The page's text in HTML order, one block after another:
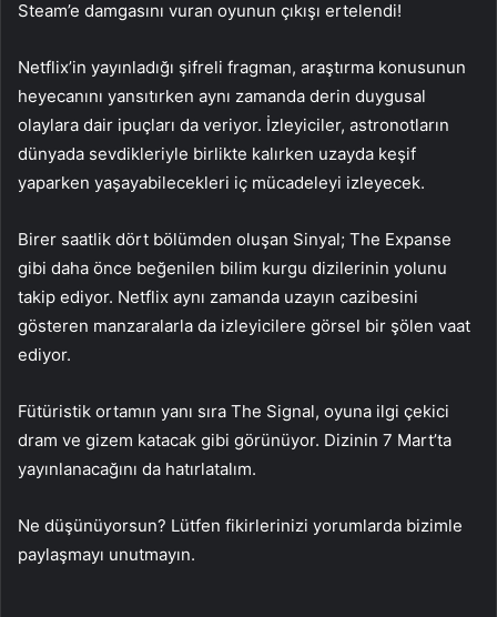
Steam’e damgasını vuran oyunun çıkışı ertelendi!
Netflix’in yayınladığı şifreli fragman, araştırma konusunun
heyecanını yansıtırken aynı zamanda derin duygusal
olaylara dair ipuçları da veriyor. İzleyiciler, astronotların
dünyada sevdikleriyle birlikte kalırken uzayda keşif
yaparken yaşayabilecekleri iç mücadeleyi izleyecek.
Birer saatlik dört bölümden oluşan Sinyal; The Expanse
gibi daha önce beğenilen bilim kurgu dizilerinin yolunu
takip ediyor. Netflix aynı zamanda uzayın cazibesini
gösteren manzaralarla da izleyicilere görsel bir şölen vaat
ediyor.
Fütüristik ortamın yanı sıra The Signal, oyuna ilgi çekici
dram ve gizem katacak gibi görünüyor. Dizinin 7 Mart’ta
yayınlanacağını da hatırlatalım.
Ne düşünüyorsun? Lütfen fikirlerinizi yorumlarda bizimle
paylaşmayı unutmayın.